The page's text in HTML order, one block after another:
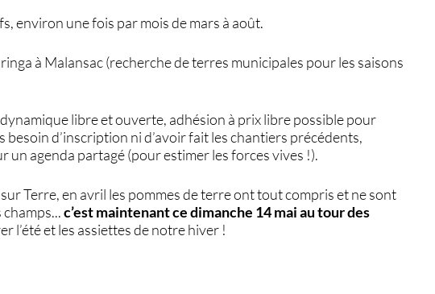
environ une fois par mois de mars à août.
à Malansac (recherche de terres municipales pour les saisons
libre et ouverte, adhésion à prix libre possible pour
besoin d’inscription ni d’avoir fait les chantiers précédents,
un agenda partagé (pour estimer les forces vives !).
Terre, en avril les pommes de terre ont tout compris et ne sont
champs...c’est maintenant ce dimanche 14 mai au tour des
l’été et les assiettes de notre hiver !